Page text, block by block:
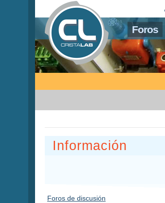
Foros
Información
Foros de discusión